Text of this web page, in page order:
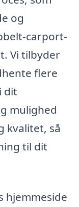
og
carport-
Vi tilbyder
flere
dit
mulighed
kvalitet, så
til dit
hjemmeside